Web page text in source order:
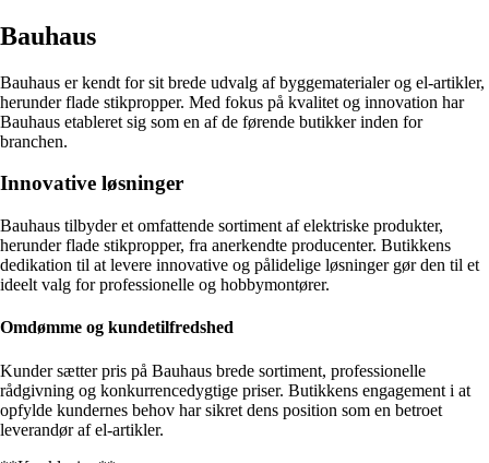
Bauhaus
Bauhaus er kendt for sit brede udvalg af byggematerialer og el-artikler,
herunder flade stikpropper. Med fokus på kvalitet og innovation har
Bauhaus etableret sig som en af de førende butikker inden for
branchen.
Innovative løsninger
Bauhaus tilbyder et omfattende sortiment af elektriske produkter,
herunder flade stikpropper, fra anerkendte producenter. Butikkens
dedikation til at levere innovative og pålidelige løsninger gør den til et
ideelt valg for professionelle og hobbymontører.
Omdømme og kundetilfredshed
Kunder sætter pris på Bauhaus brede sortiment, professionelle
rådgivning og konkurrencedygtige priser. Butikkens engagement i at
opfylde kundernes behov har sikret dens position som en betroet
leverandør af el-artikler.